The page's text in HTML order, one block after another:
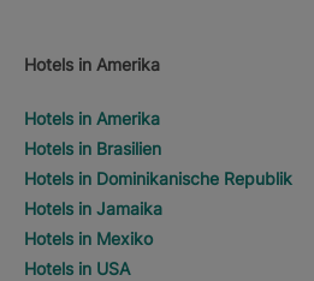
Hotels in Amerika
Hotels in Amerika
Hotels in Brasilien
Hotels in Dominikanische Republik
Hotels in Jamaika
Hotels in Mexiko
Hotels in USA